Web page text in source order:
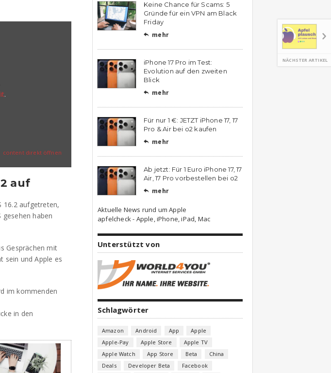
NÄCHSTER ARTIKEL
.
content direkt öffnen
auf
16.2 aufgetreten,
haben
Gesprächen mit
sein und Apple es
im kommenden
in den
Keine Chance für Scams: 5
Gründe für ein VPN am Black
Friday
 mehr
iPhone 17 Pro im Test:
Evolution auf den zweiten
Blick
 mehr
Für nur 1 €: JETZT iPhone 17, 17
Pro & Air bei o2 kaufen
 mehr
Ab jetzt: Für 1 Euro iPhone 17, 17
Air, 17 Pro vorbestellen bei o2
 mehr
Aktuelle News rund um Apple
apfelcheck - Apple, iPhone, iPad, Mac
Unterstützt von
Schlagwörter
Amazon Android App
Apple
Apple-Pay
Apple Store
Apple TV
Apple Watch
App Store Beta
China
Deals
Developer Beta
Facebook